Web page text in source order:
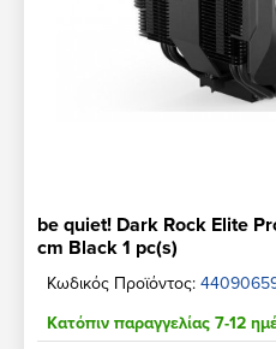
be quiet! Dark Rock Elite
cm Black 1 pc(s)
Κωδικός Προϊόντος:
Κατόπιν παραγγελίας 7-12